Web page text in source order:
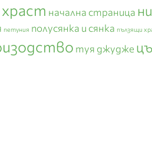
начална страница
петуния полусянка и сянка пълзящи
туя джудже